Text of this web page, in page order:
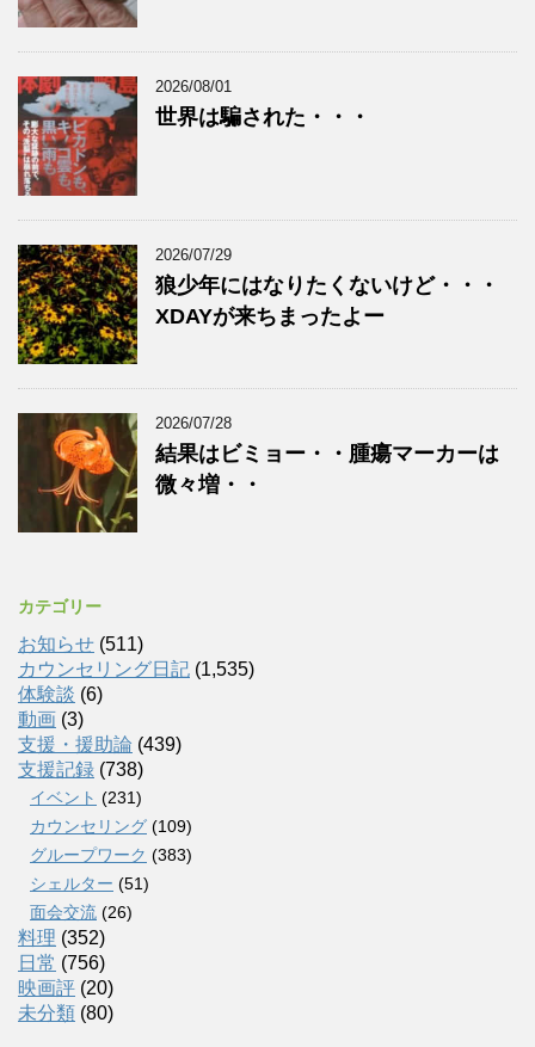
2026/08/01
世界は騙された・・・
2026/07/29
狼少年にはなりたくないけど・・・
XDAYが来ちまったよー
2026/07/28
結果はビミョー・・腫瘍マーカーは
微々増・・
カテゴリー
お知らせ (511)
カウンセリング日記 (1,535)
体験談 (6)
動画 (3)
支援・援助論 (439)
支援記録 (738)
イベント (231)
カウンセリング (109)
グループワーク (383)
シェルター (51)
面会交流 (26)
料理 (352)
日常 (756)
映画評 (20)
未分類 (80)